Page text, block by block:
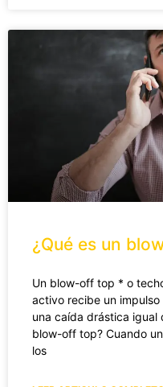
¿Qué es un
Un blow-off top * o
activo recibe un
una caída drástica igual
blow-off top? Cuando
los